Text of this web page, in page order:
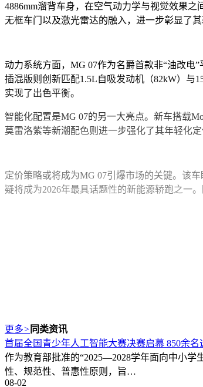
4886mm溜背车身，在空气动力学与视觉效果
无框车门以及激光雷达的融入，进一步彰显了其
动力系统方面，MG 07作为名爵首款非“油改电
插混版则创新匹配1.5L自吸发动机（82kW）与
实现了出色平衡。
智能化配置是MG 07的另一大亮点。新车搭载
莫雷洛紫等新潮配色则进一步强化了其年轻化
定价策略或将成为MG 07引爆市场的关键。该
疑将成为2026年最具话题性的新能源轿跑之一
更多> 同类资讯
首届全国青少年人工智能大赛决赛启幕 850余
作为教育部批准的“2025—2028学年面向中小学
性、规范性、普惠性原则，旨…
08-02